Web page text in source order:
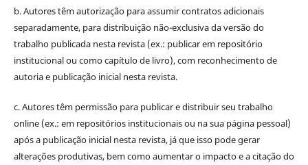
b. Autores têm autorização para assumir contratos adicionais
separadamente, para distribuição não-exclusiva da versão do
trabalho publicada nesta revista (ex.: publicar em repositório
institucional ou como capítulo de livro), com reconhecimento de
autoria e publicação inicial nesta revista.
c. Autores têm permissão para publicar e distribuir seu trabalho
online (ex.: em repositórios institucionais ou na sua página pessoal)
após a publicação inicial nesta revista, já que isso pode gerar
alterações produtivas, bem como aumentar o impacto e a citação do